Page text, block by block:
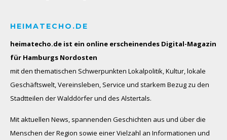
HEIMATECHO.DE
heimatecho.de ist ein online erscheinendes Digital-Magazin
für Hamburgs Nordosten
mit den thematischen Schwerpunkten Lokalpolitik, Kultur, lokale
Geschäftswelt, Vereinsleben, Service und starkem Bezug zu den
Stadtteilen der Walddörfer und des Alstertals.
Mit aktuellen News, spannenden Geschichten aus und über die
Menschen der Region sowie einer Vielzahl an Informationen und